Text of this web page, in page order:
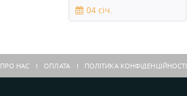
04 січ.
ПРО НАС ОПЛАТА ПОЛІТИКА КОНФІДЕНЦІЙНОСТІ